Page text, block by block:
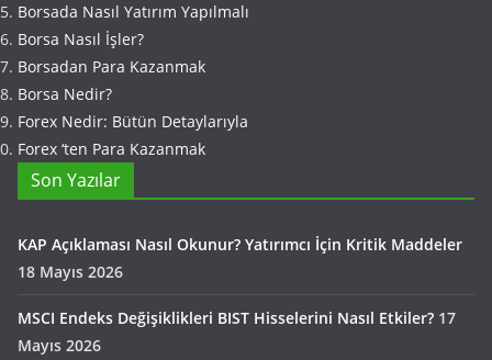
Borsada Nasıl Yatırım Yapılmalı
Borsa Nasıl İşler?
Borsadan Para Kazanmak
Borsa Nedir?
Forex Nedir: Bütün Detaylarıyla
Forex ‘ten Para Kazanmak
Son Yazılar
KAP Açıklaması Nasıl Okunur? Yatırımcı İçin Kritik Maddeler
18 Mayıs 2026
MSCI Endeks Değişiklikleri BIST Hisselerini Nasıl Etkiler? 17
Mayıs 2026